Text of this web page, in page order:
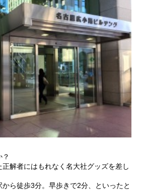
解者にはもれなく名大社グッズを差し
ら徒歩3分。早歩きで2分、といったと